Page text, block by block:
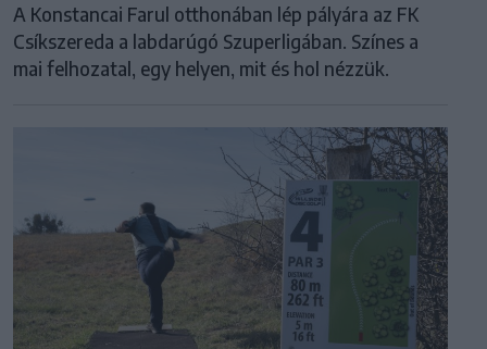
A Konstancai Farul otthonában lép pályára az FK
Csíkszereda a labdarúgó Szuperligában. Színes a
mai felhozatal, egy helyen, mit és hol nézzük.